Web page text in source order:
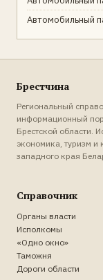
Автомобильный
Брестчина
Региональный
информационный
Брестской области.
экономика, туризм и
западного края
Справочник
Органы власти
Исполкомы
«Одно окно»
Таможня
Дороги области